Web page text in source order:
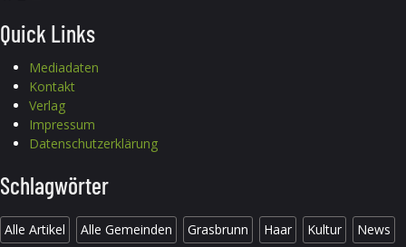
Quick Links
Mediadaten
Kontakt
Verlag
Impressum
Datenschutzerklärung
Schlagwörter
Alle Artikel Alle Gemeinden Grasbrunn Haar Kultur News